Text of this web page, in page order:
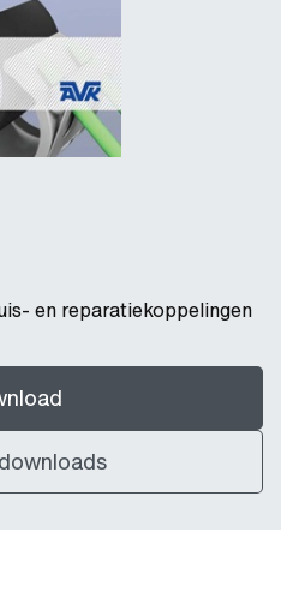
en reparatiekoppelingen